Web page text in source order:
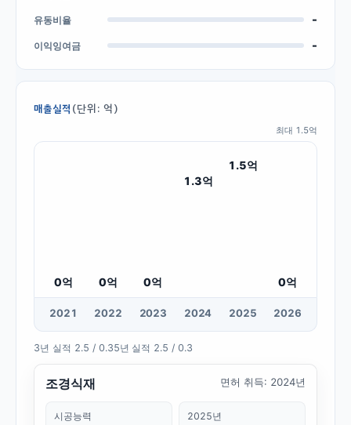
유동비율 -
이익잉여금 -
매출실적 (단위: 억)
최대 1.5억
0억 0억 0억
1.3억
1.5억
0억
2021 2022 2023 2024 2025 2026
3년 실적 2.5 / 0.35년 실적 2.5 / 0.3
조경식재 면허 취득: 2024년
시공능력 2025년